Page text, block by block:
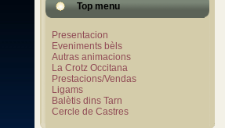
Top menu
Presentacion
Eveniments bèls
Autras animacions
La Crotz Occitana
Prestacions/Vendas
Ligams
Balètis dins Tarn
Cercle de Castres